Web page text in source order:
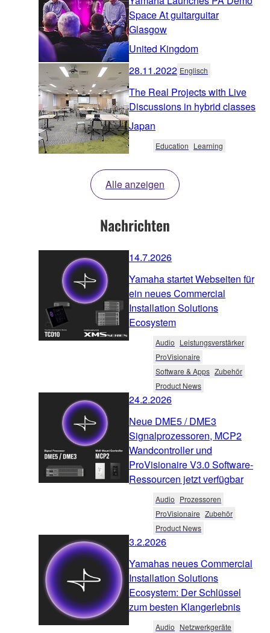
Space At guitarguitar
Glasgow
United Kingdom
28.11.2022 Englisch
The Real Projects with Live
Discussions in hybrid classes
Japan
Education Learning
Alle anzeigen
Nachrichten
14.7.2026
Yamaha startet Webseiten für
ein neues Commercial
Installation Solutions
Ecosystem
Audio Leistungsverstärker
ProVisionaire
Software & Apps Zubehör
Product News
24.2.2026
Neue DME5 / DME3
Signalprozessoren, MCP2
Wandcontroller und
ProVisionaire V3.0 Software-
Ressourcen jetzt verfügbar
Audio Prozessoren
ProVisionaire Zubehör
Product News
3.2.2026
Yamahas neues Commercial
Installation Solutions
Ecosystem: Der Schlüssel
zum besten Klangerlebnis
Audio Netzwerkgeräte